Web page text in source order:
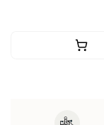
Thêm vào